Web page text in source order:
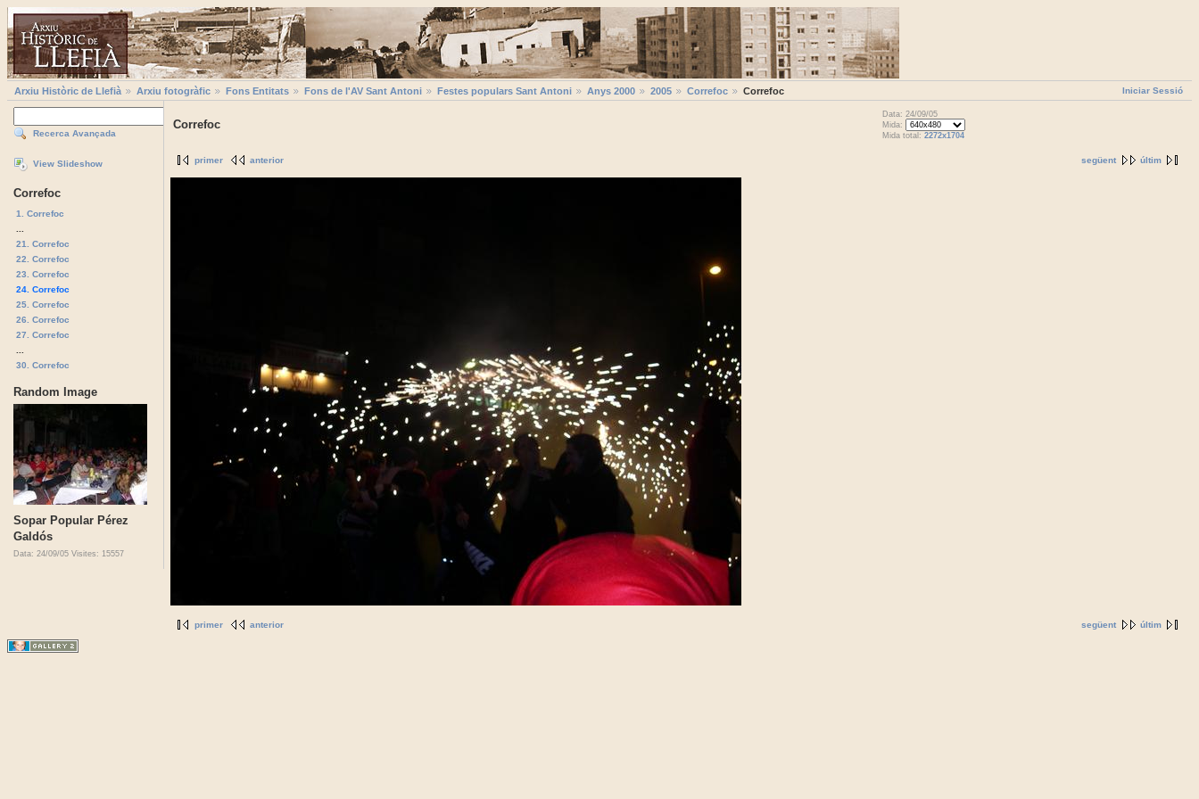
Iniciar Sessió
Arxiu Històric de Llefià Arxiu fotogràfic Fons Entitats Fons de l'AV Sant Antoni Festes populars Sant Antoni Anys 2000 2005 Correfoc Correfoc
Recerca Avançada
View Slideshow
Correfoc
1. Correfoc
21. Correfoc
22. Correfoc
23. Correfoc
24. Correfoc
25. Correfoc
26. Correfoc
27. Correfoc
30. Correfoc
Random Image
Sopar Popular Pérez
Galdós
Data: 24/09/05 Visites: 15557
Correfoc
Data: 24/09/05
Mida:
Mida total: 2272x1704
següent últim
primer anterior
següent últim
primer anterior